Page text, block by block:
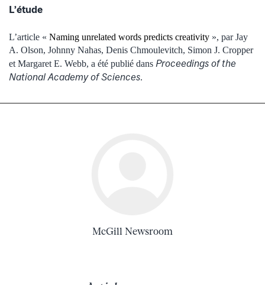
L’étude
L’article « Naming unrelated words predicts creativity », par Jay
A. Olson, Johnny Nahas, Denis Chmoulevitch, Simon J. Cropper
et Margaret E. Webb, a été publié dans Proceedings of the
National Academy of Sciences.
McGill Newsroom